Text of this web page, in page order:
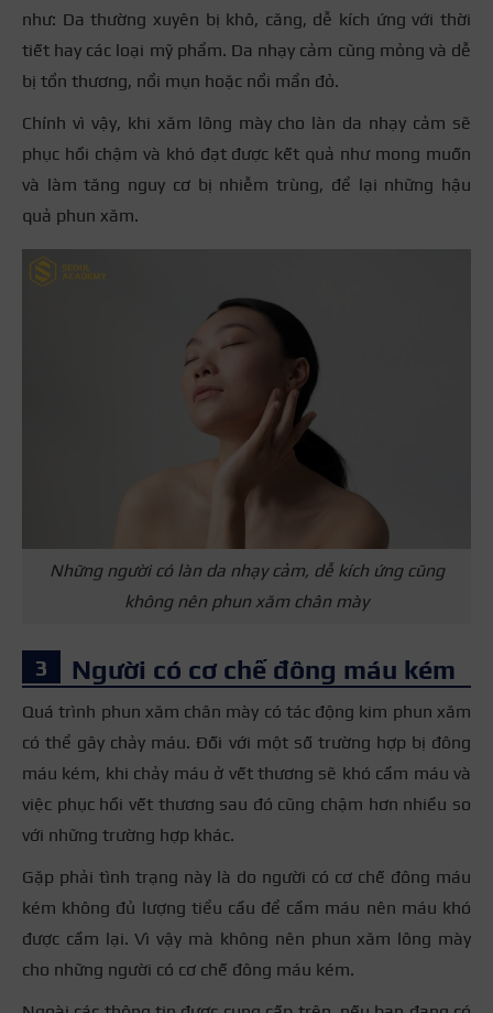
như: Da thường xuyên bị khô, căng, dễ kích ứng với thời
tiết hay các loại mỹ phẩm. Da nhạy cảm cũng mỏng và dễ
bị tổn thương, nổi mụn hoặc nổi mẩn đỏ.
Chính vì vậy, khi xăm lông mày cho làn da nhạy cảm sẽ
phục hồi chậm và khó đạt được kết quả như mong muốn
và làm tăng nguy cơ bị nhiễm trùng, để lại những hậu
quả phun xăm.
Những người có làn da nhạy cảm, dễ kích ứng cũng
không nên phun xăm chân mày
Người có cơ chế đông máu kém
Quá trình phun xăm chân mày có tác động kim phun xăm
có thể gây chảy máu. Đối với một số trường hợp bị đông
máu kém, khi chảy máu ở vết thương sẽ khó cầm máu và
việc phục hồi vết thương sau đó cũng chậm hơn nhiều so
với những trường hợp khác.
Gặp phải tình trạng này là do người có cơ chế đông máu
kém không đủ lượng tiểu cầu để cầm máu nên máu khó
được cầm lại. Vì vậy mà không nên phun xăm lông mày
cho những người có cơ chế đông máu kém.